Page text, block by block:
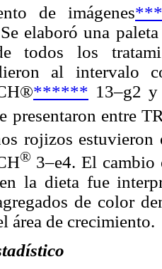
de imágenes
elaboró una
todos los
al intervalo
****** 13–g2
presentaron entre
rojizos
® 3–e4. El
la dieta fue
de color
área de crecimiento.